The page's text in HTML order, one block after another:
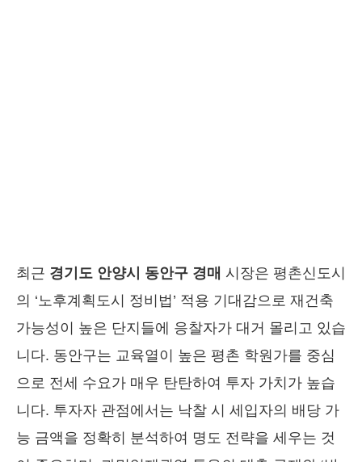
최근 경기도 안양시 동안구 경매 시장은 평촌신도시
의 ‘노후계획도시 정비법’ 적용 기대감으로 재건축
가능성이 높은 단지들에 응찰자가 대거 몰리고 있습
니다. 동안구는 교육열이 높은 평촌 학원가를 중심
으로 전세 수요가 매우 탄탄하여 투자 가치가 높습
니다. 투자자 관점에서는 낙찰 시 세입자의 배당 가
능 금액을 정확히 분석하여 명도 전략을 세우는 것